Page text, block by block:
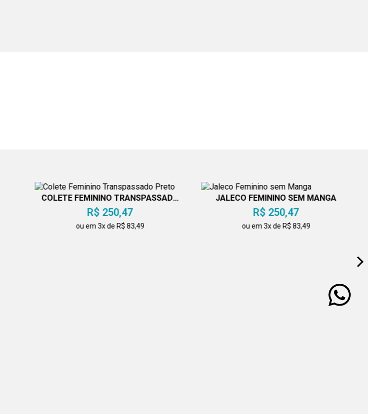
COLETE FEMININO TRANSPASSADO
PRETO
R$ 250,47
ou em 3x de R$ 83,49
JALECO FEMININO SEM MANGA
R$ 250,47
ou em 3x de R$ 83,49